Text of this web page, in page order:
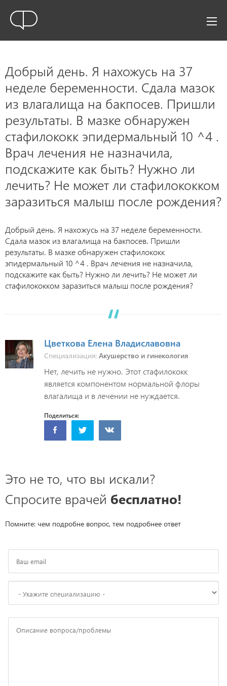
Добрый день. Я нахожусь на 37
неделе беременности. Сдала мазок
из влагалища на бакпосев. Пришли
результаты. В мазке обнаружен
стафилококк эпидермальный 10 ^4 .
Врач лечения не назначила,
подскажите как быть? Нужно ли
лечить? Не может ли стафилококком
заразиться малыш после рождения?
Добрый день. Я нахожусь на 37 неделе беременности.
Сдала мазок из влагалища на бакпосев. Пришли
результаты. В мазке обнаружен стафилококк
эпидермальный 10 ^4 . Врач лечения не назначила,
подскажите как быть? Нужно ли лечить? Не может ли
стафилококком заразиться малыш после рождения?
Цветкова Елена Владиславовна
Специализация: Акушерство и гинекология
Нет, лечить не нужно. Этот стафилококк
является компонентом нормальной флоры
влагалища и в лечении не нуждается.
Поделиться:
Это не то, что вы искали?
Спросите врачей бесплатно!
Помните: чем подробне вопрос, тем подробнее ответ